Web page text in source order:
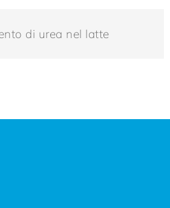
di urea nel latte